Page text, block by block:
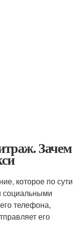
Зачем
которое по сути
социальными
телефона,
его